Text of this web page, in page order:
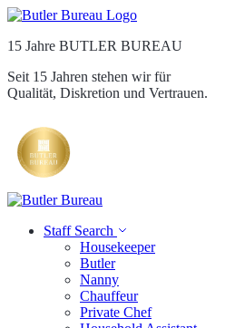
15 Jahre BUTLER BUREAU
Seit 15 Jahren stehen wir für
Qualität, Diskretion und Vertrauen.
Staff Search
Housekeeper
Butler
Nanny
Chauffeur
Private Chef